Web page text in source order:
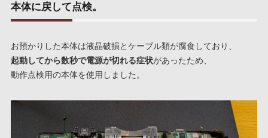
本体に戻して点検。
お預かりした本体は液晶破損とケーブル類が腐食しており、
起動してから数秒で電源が切れる症状があったため、
動作点検用の本体を使用しました。